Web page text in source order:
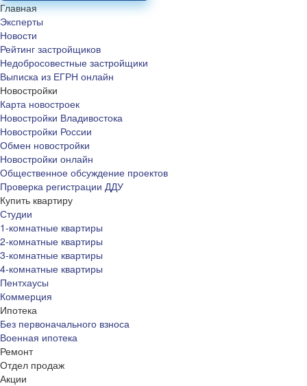
Главная
Эксперты
Новости
Рейтинг застройщиков
Недобросовестные застройщики
Выписка из ЕГРН онлайн
Новостройки
Карта новостроек
Новостройки Владивостока
Новостройки России
Обмен новостройки
Новостройки онлайн
Общественное обсуждение проектов
Проверка регистрации ДДУ
Купить квартиру
Студии
1-комнатные квартиры
2-комнатные квартиры
3-комнатные квартиры
4-комнатные квартиры
Пентхаусы
Коммерция
Ипотека
Без первоначального взноса
Военная ипотека
Ремонт
Отдел продаж
Акции